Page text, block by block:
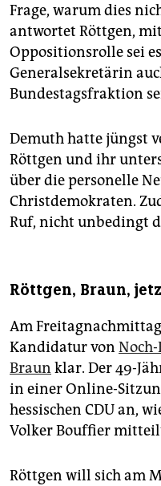
Frage, warum dies
antwortet Röttgen,
Oppositionsrolle sei
Generalsekretärin
Bundestagsfraktion
Demuth hatte jüngst
Röttgen und ihr
über die personelle
Christdemokraten.
Ruf, nicht unbedingt
Röttgen, Braun,
Am
Kandidatur von
Braun klar. Der 49-
in einer Online-
hessischen CDU an,
Volker Bouffier
Röttgen will sich am